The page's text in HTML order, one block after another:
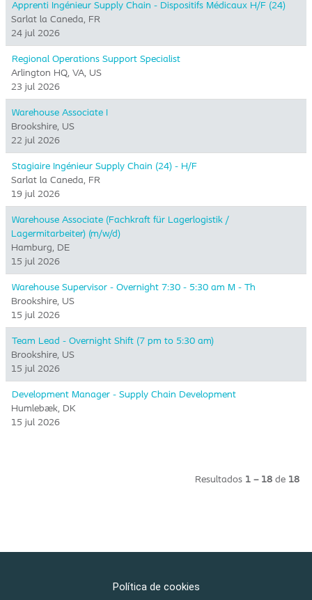
Apprenti Ingénieur Supply Chain - Dispositifs Médicaux H/F (24)
Sarlat la Caneda, FR
24 jul 2026
Regional Operations Support Specialist
Arlington HQ, VA, US
23 jul 2026
Warehouse Associate I
Brookshire, US
22 jul 2026
Stagiaire Ingénieur Supply Chain (24) - H/F
Sarlat la Caneda, FR
19 jul 2026
Warehouse Associate (Fachkraft für Lagerlogistik /
Lagermitarbeiter) (m/w/d)
Hamburg, DE
15 jul 2026
Warehouse Supervisor - Overnight 7:30 - 5:30 am M - Th
Brookshire, US
15 jul 2026
Team Lead - Overnight Shift (7 pm to 5:30 am)
Brookshire, US
15 jul 2026
Development Manager - Supply Chain Development
Humlebæk, DK
15 jul 2026
Resultados 1 – 18 de 18
Política de cookies